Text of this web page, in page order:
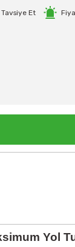
Tavsiye Et
Yol